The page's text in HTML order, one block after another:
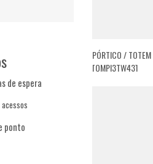
PÓRTICO /
[QMPI3TW43]
de espera
ponto